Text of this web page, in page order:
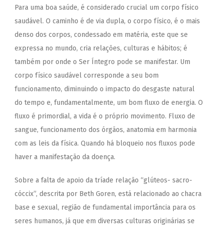
Para uma boa saúde, é considerado crucial um corpo físico
saudável. O caminho é de via dupla, o corpo físico, é o mais
denso dos corpos, condessado em matéria, este que se
expressa no mundo, cria relações, culturas e hábitos; é
também por onde o Ser Íntegro pode se manifestar. Um
corpo físico saudável corresponde a seu bom
funcionamento, diminuindo o impacto do desgaste natural
do tempo e, fundamentalmente, um bom fluxo de energia. O
fluxo é primordial, a vida é o próprio movimento. Fluxo de
sangue, funcionamento dos órgãos, anatomia em harmonia
com as leis da física. Quando há bloqueio nos fluxos pode
haver a manifestação da doença.
Sobre a falta de apoio da tríade relação “glúteos- sacro-
cóccix”, descrita por Beth Goren, está relacionado ao chacra
base e sexual, região de fundamental importância para os
seres humanos, já que em diversas culturas originárias se